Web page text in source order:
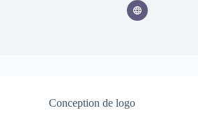
Conception de logo